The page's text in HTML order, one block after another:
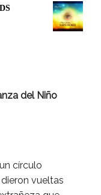
del Niño
círculo
vueltas